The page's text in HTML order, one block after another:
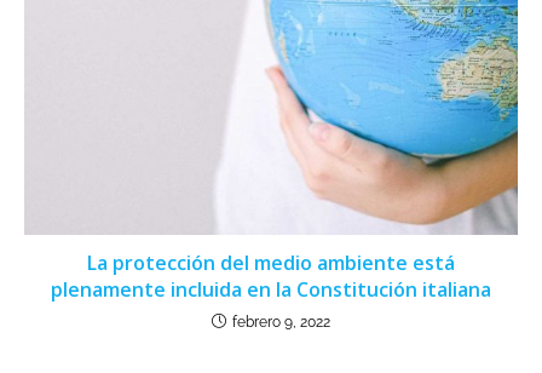
La protección del medio ambiente está
plenamente incluida en la Constitución italiana
febrero 9, 2022